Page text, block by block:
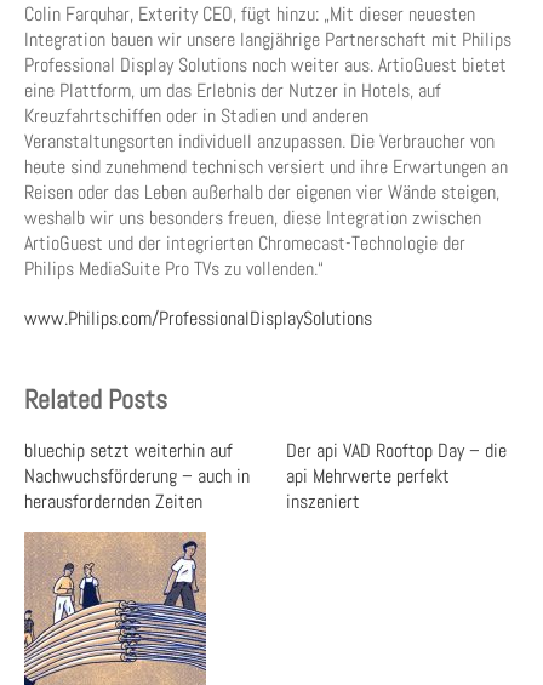
Colin Farquhar, Exterity CEO, fügt hinzu: „Mit dieser neuesten
Integration bauen wir unsere langjährige Partnerschaft mit Philips
Professional Display Solutions noch weiter aus. ArtioGuest bietet
eine Plattform, um das Erlebnis der Nutzer in Hotels, auf
Kreuzfahrtschiffen oder in Stadien und anderen
Veranstaltungsorten individuell anzupassen. Die Verbraucher von
heute sind zunehmend technisch versiert und ihre Erwartungen an
Reisen oder das Leben außerhalb der eigenen vier Wände steigen,
weshalb wir uns besonders freuen, diese Integration zwischen
ArtioGuest und der integrierten Chromecast-Technologie der
Philips MediaSuite Pro TVs zu vollenden.“
www.Philips.com/ProfessionalDisplaySolutions
Related Posts
bluechip setzt weiterhin auf
Nachwuchsförderung – auch in
herausfordernden Zeiten
Der api VAD Rooftop Day – die
api Mehrwerte perfekt
inszeniert